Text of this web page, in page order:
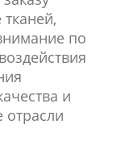
по
и
отрасли